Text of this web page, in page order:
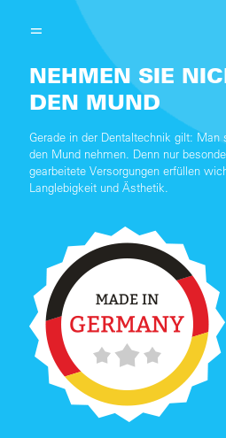
NEHMEN SIE
DEN MUND
Gerade in der Dentaltechnik gilt:
den Mund nehmen. Denn nur
gearbeitete Versorgungen erfüllen
Langlebigkeit und Ästhetik.